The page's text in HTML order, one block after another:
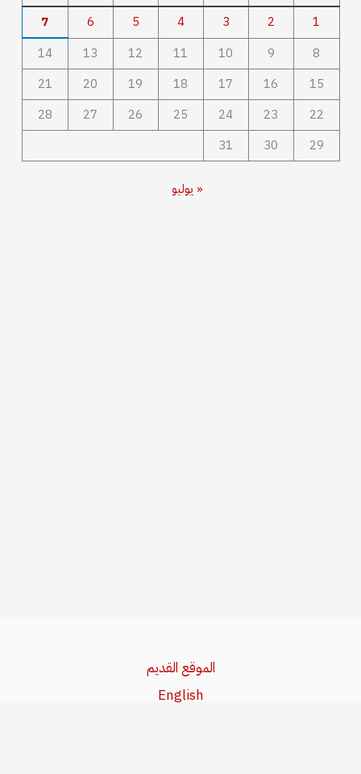
1
2
3
4
5
6
7
8
9
10
11
12
13
14
15
16
17
18
19
20
21
22
23
24
25
26
27
28
29
30
31
« يوليو
الموقع القديم
English